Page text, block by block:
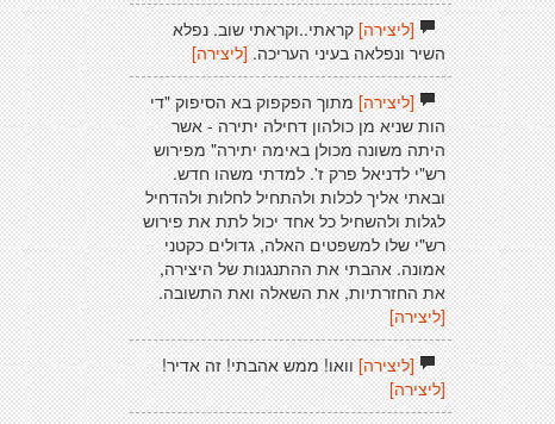
[ליצירה]קראתי..וקראתי שוב. נפלא
השיר ונפלאה בעיני העריכה.[ליצירה]
[ליצירה]מתוך הפקפוק בא הסיפוק "די
הות שניא מן כולהון דחילה יתירה - אשר
היתה משונה מכולן באימה יתירה" מפירוש
רש"י לדניאל פרק ז'. למדתי משהו חדש.
ובאתי אליך לכלות ולהתחיל לחלות ולהדחיל
לגלות ולהשחיל כל אחד יכול לתת את פירוש
רש"י שלו למשפטים האלה, גדולים כקטני
אמונה. אהבתי את ההתנגנות של היצירה,
את החזרתיות, את השאלה ואת התשובה.
[ליצירה]
[ליצירה]וואו! ממש אהבתי! זה אדיר!
[ליצירה]